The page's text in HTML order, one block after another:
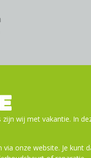
wij met vakantie. In
onze website. Je kunt